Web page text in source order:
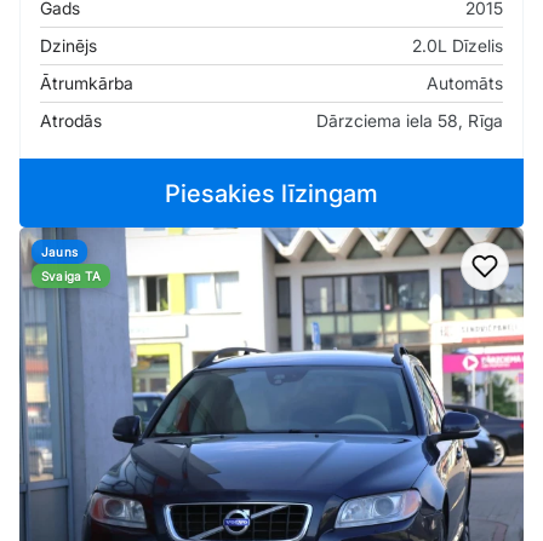
Gads
2015
Dzinējs
2.0L Dīzelis
Ātrumkārba
Automāts
Atrodās
Dārzciema iela 58, Rīga
Piesakies līzingam
Jauns
Svaiga TA